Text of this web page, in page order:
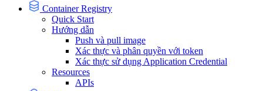
Container Registry
Quick Start
Hướng dẫn
Push và pull image
Xác thực và phân quyền với token
Xác thực sử dụng Application Credential
Resources
APIs